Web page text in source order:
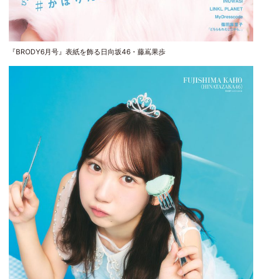
『BRODY6月号』表紙を飾る日向坂46・藤嶌果歩